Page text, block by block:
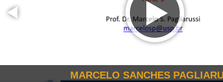
MARCELO SANCHES